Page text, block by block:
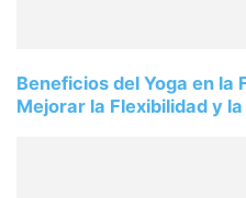
Beneficios del Yoga en la
Mejorar la Flexibilidad y la